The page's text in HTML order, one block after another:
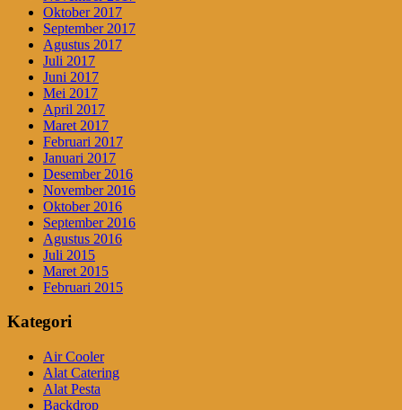
Oktober 2017
September 2017
Agustus 2017
Juli 2017
Juni 2017
Mei 2017
April 2017
Maret 2017
Februari 2017
Januari 2017
Desember 2016
November 2016
Oktober 2016
September 2016
Agustus 2016
Juli 2015
Maret 2015
Februari 2015
Kategori
Air Cooler
Alat Catering
Alat Pesta
Backdrop